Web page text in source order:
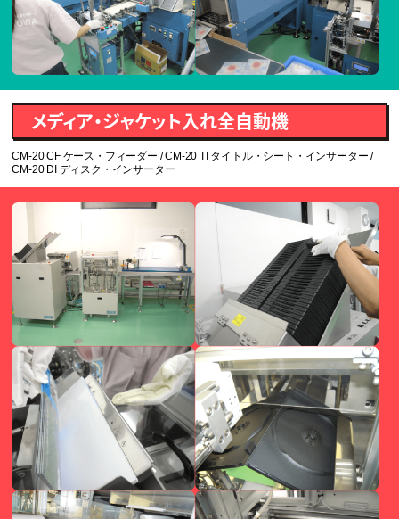
メディア・ジャケット入れ全自動機
CM-20 CF ケース・フィーダー / CM-20 TI タイトル・シート・インサーター /
CM-20 DI ディスク・インサーター